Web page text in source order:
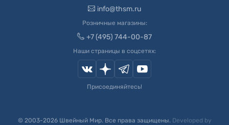
info@thsm.ru
Розничные магазины:
+7 (495) 744-00-87
Наши страницы в соцсетях:
Присоединяйтесь!
© 2003-2026Швейный Мир. Все права защищены. Developed by